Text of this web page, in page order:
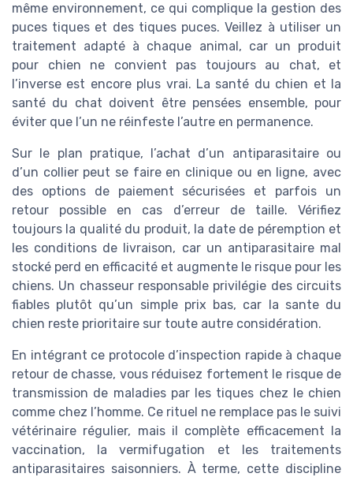
même environnement, ce qui complique la gestion des
puces tiques et des tiques puces. Veillez à utiliser un
traitement adapté à chaque animal, car un produit
pour chien ne convient pas toujours au chat, et
l’inverse est encore plus vrai. La santé du chien et la
santé du chat doivent être pensées ensemble, pour
éviter que l’un ne réinfeste l’autre en permanence.
Sur le plan pratique, l’achat d’un antiparasitaire ou
d’un collier peut se faire en clinique ou en ligne, avec
des options de paiement sécurisées et parfois un
retour possible en cas d’erreur de taille. Vérifiez
toujours la qualité du produit, la date de péremption et
les conditions de livraison, car un antiparasitaire mal
stocké perd en efficacité et augmente le risque pour les
chiens. Un chasseur responsable privilégie des circuits
fiables plutôt qu’un simple prix bas, car la sante du
chien reste prioritaire sur toute autre considération.
En intégrant ce protocole d’inspection rapide à chaque
retour de chasse, vous réduisez fortement le risque de
transmission de maladies par les tiques chez le chien
comme chez l’homme. Ce rituel ne remplace pas le suivi
vétérinaire régulier, mais il complète efficacement la
vaccination, la vermifugation et les traitements
antiparasitaires saisonniers. À terme, cette discipline